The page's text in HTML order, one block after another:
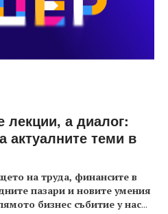
лекции, а диалог:
актуалните теми в
на труда, финансите в
пазари и новите умения
бизнес събитие у нас...